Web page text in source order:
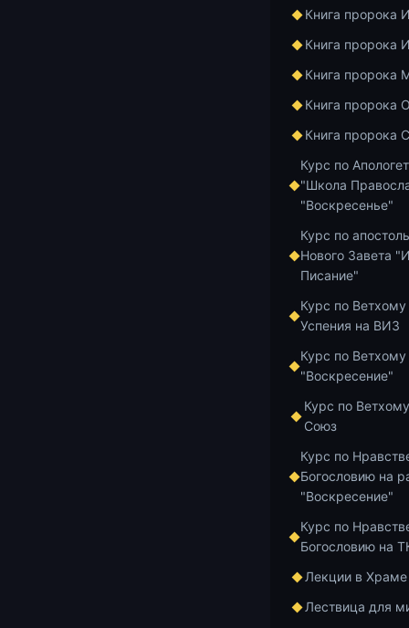
Книга пророка
Книга пророка
Книга пророка
Книга пророка
Книга пророка
Курс по
"Школа
"Воскресенье"
Курс по
Нового Завета
Писание"
Курс по
Успения на ВИЗ
Курс по
"Воскресение"
Курс по
Союз
Курс по
Богословию на
"Воскресение"
Курс по
Богословию на
Лекции в
Лествица для
немощи и
Переживая
переживем
покое и
немощи,
нам, делает
всем людям,
Добавить в
Главная
Беседы по
Открыть видео